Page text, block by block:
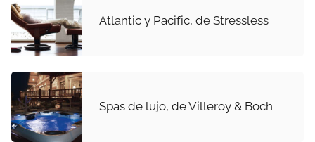
Atlantic y Pacific, de Stressless
Spas de lujo, de Villeroy & Boch